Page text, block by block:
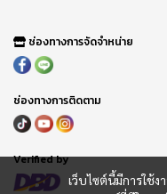
เว็บไซต์นี้มีการใช้
ช่องทางการจัดจำหน่าย
ช่องทางการติดตาม
Verified by